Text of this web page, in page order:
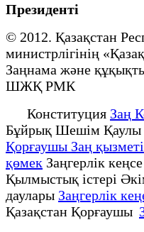
Президенті
© 2012. Қазақстан
министрлігінің
Заңнама және
ШЖҚ РМК
Конституция Заң
Бұйрық Шешім Қаулы
Қорғаушы Заң қызметі
қөмек Заңгерлік
Қылмыстық істері
даулары Заңгерлік
Қазақстан Қорғаушы